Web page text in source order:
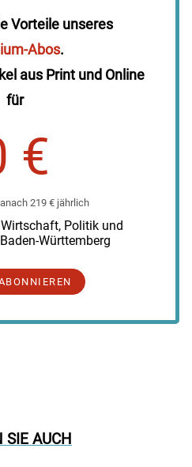
Vorteile unseres
Abos.
aus Print und Online
für
€
219 € jährlich
Politik und
Württemberg
SIE AUCH